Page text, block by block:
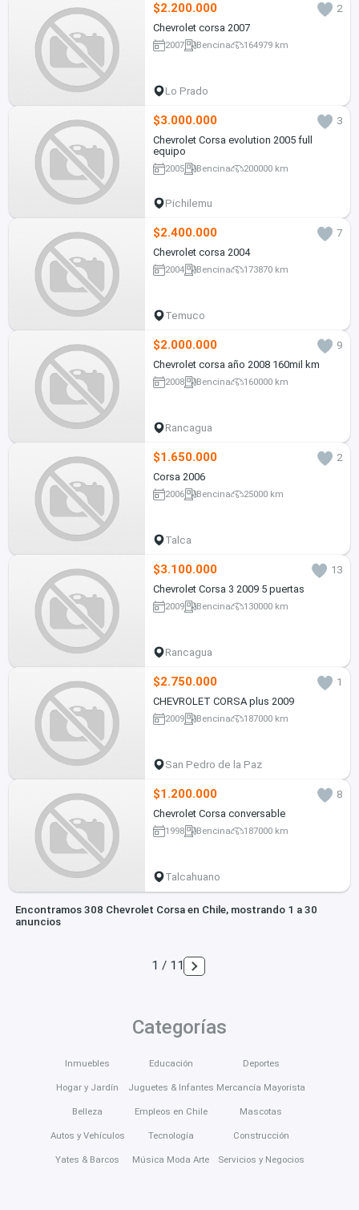
$2.200.000
2
Chevrolet corsa 2007
2007 Bencina 164979 km
Lo Prado
$3.000.000
3
Chevrolet Corsa evolution 2005 full
equipo
2005 Bencina 200000 km
Pichilemu
$2.400.000
7
Chevrolet corsa 2004
2004 Bencina 173870 km
Temuco
$2.000.000
9
Chevrolet corsa año 2008 160mil km
2008 Bencina 160000 km
Rancagua
$1.650.000
2
Corsa 2006
2006 Bencina 25000 km
Talca
$3.100.000
13
Chevrolet Corsa 3 2009 5 puertas
2009 Bencina 130000 km
Rancagua
$2.750.000
1
CHEVROLET CORSA plus 2009
2009 Bencina 187000 km
San Pedro de la Paz
$1.200.000
8
Chevrolet Corsa conversable
1998 Bencina 187000 km
Talcahuano
Encontramos 308 Chevrolet Corsa en Chile, mostrando 1 a 30
anuncios
1 / 11
Categorías
Inmuebles
Hogar y Jardín
Belleza
Autos y Vehículos
Yates & Barcos
Educación
Juguetes & Infantes
Empleos en Chile
Tecnología
Música Moda Arte
Deportes
Mercancía Mayorista
Mascotas
Construcción
Servicios y Negocios